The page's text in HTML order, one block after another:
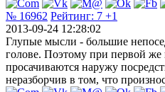
№ 16962 Рейтинг: 7 +1
2013-09-24 12:28:02
Глупые мысли - большие
голове. Поэтому при первой же
просачиваются наружу
неразборчив в том, что